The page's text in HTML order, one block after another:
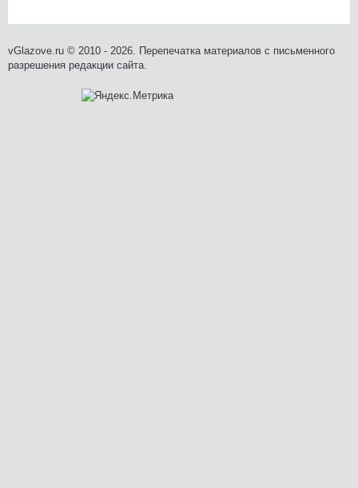
vGlazove.ru © 2010 - 2026. Перепечатка материалов с письменного
разрешения редакции сайта.